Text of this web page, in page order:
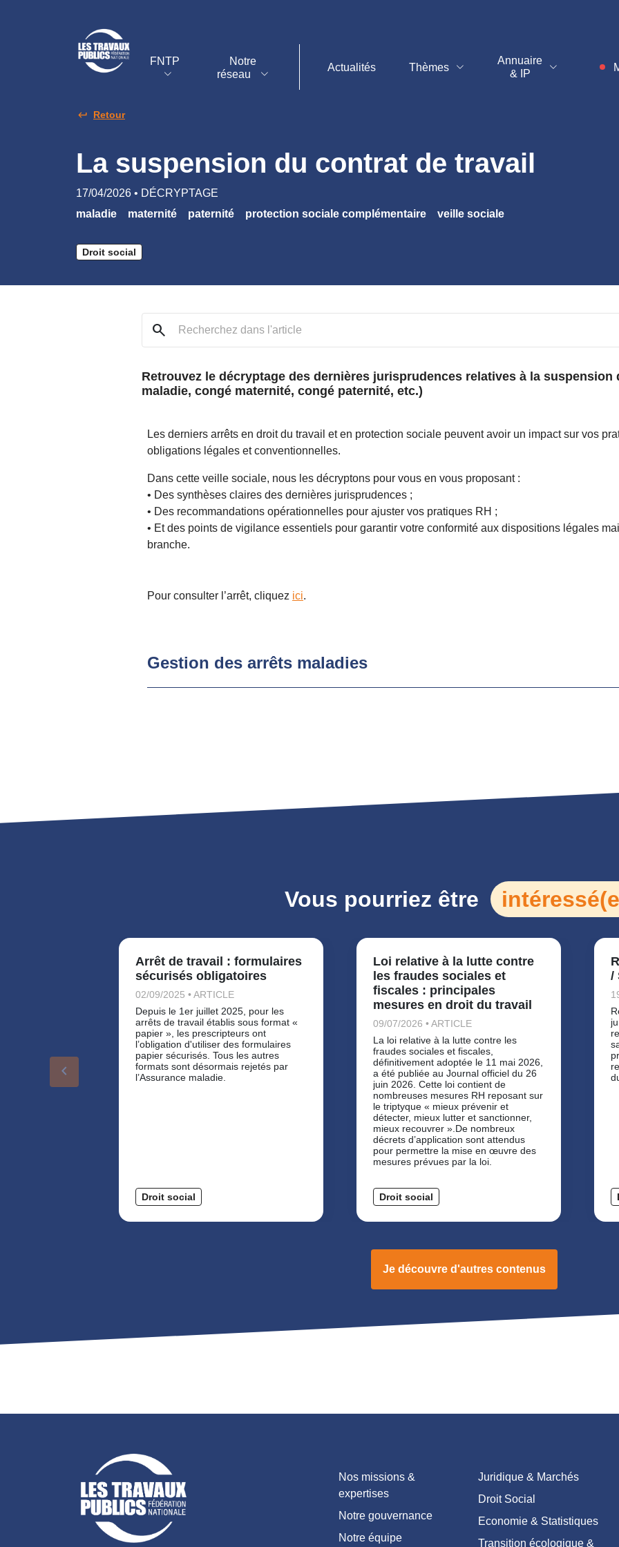
FNTP
Notre
réseau
Actualités Thèmes
Annuaire
& IP
Retour
La suspension du contrat de travail
17/04/2026 • DÉCRYPTAGE
maladie
maternité paternité protection sociale complémentaire veille sociale
Droit social
search
Retrouvez le décryptage des dernières jurisprudences relatives à la
maladie, congé maternité, congé paternité, etc.)
Les derniers arrêts en droit du travail et en protection sociale peuvent avoir un impact sur vos
obligations légales et conventionnelles.
Dans cette veille sociale, nous les décryptons pour vous en vous proposant :
• Des synthèses claires des dernières jurisprudences ;
• Des recommandations opérationnelles pour ajuster vos pratiques RH ;
• Et des points de vigilance essentiels pour garantir votre conformité aux dispositions légales
branche.
Pour consulter l’arrêt, cliquez ici.
Gestion des arrêts maladies
Vous pourriez être
keyboard_arrow_left
Arrêt de travail : formulaires
sécurisés obligatoires
02/09/2025 • ARTICLE
Depuis le 1er juillet 2025, pour les
arrêts de travail établis sous format «
papier », les prescripteurs ont
l’obligation d'utiliser des formulaires
papier sécurisés. Tous les autres
formats sont désormais rejetés par
l’Assurance maladie.
Droit social
Loi relative à la lutte contre
les fraudes sociales et
fiscales : principales
mesures en droit du travail
09/07/2026 • ARTICLE
La loi relative à la lutte contre les
fraudes sociales et fiscales,
définitivement adoptée le 11 mai 2026,
a été publiée au Journal officiel du 26
juin 2026. Cette loi contient de
nombreuses mesures RH reposant sur
le triptyque « mieux prévenir et
détecter, mieux lutter et sanctionner,
mieux recouvrer ».De nombreux
décrets d’application sont attendus
pour permettre la mise en œuvre des
mesures prévues par la loi.
Droit social
/
Je découvre d'autres contenus
Nos missions &
expertises
Notre gouvernance
Notre équipe
Juridique & Marchés
Droit Social
Economie & Statistiques
Transition écologique &